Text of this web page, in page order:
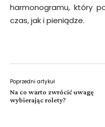
harmonogramu, który
czas, jak i pieniądze.
Poprzedni artykuł
Na co warto zwrócić uwagę
wybierając rolety?